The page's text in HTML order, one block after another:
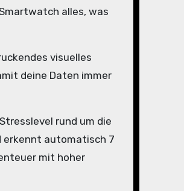
alles, was
visuelles
deine Daten immer
rund um die
erkennt automatisch 7
mit hoher